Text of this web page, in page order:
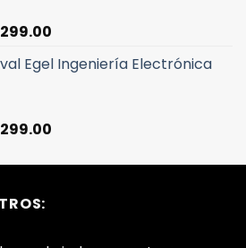
$299.00.
299.00El
actual
Egel Ingeniería Electrónica
299.00El
actual